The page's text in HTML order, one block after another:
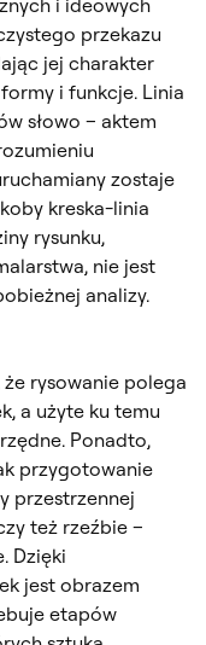
przekazu
jej charakter
i funkcje. Linia
słowo – aktem
zostaje
kreska-linia
rysunku,
nie jest
analizy.
rysowanie polega
a użyte ku temu
Ponadto,
przygotowanie
przestrzennej
też rzeźbie –
Dzięki
jest obrazem
etapów